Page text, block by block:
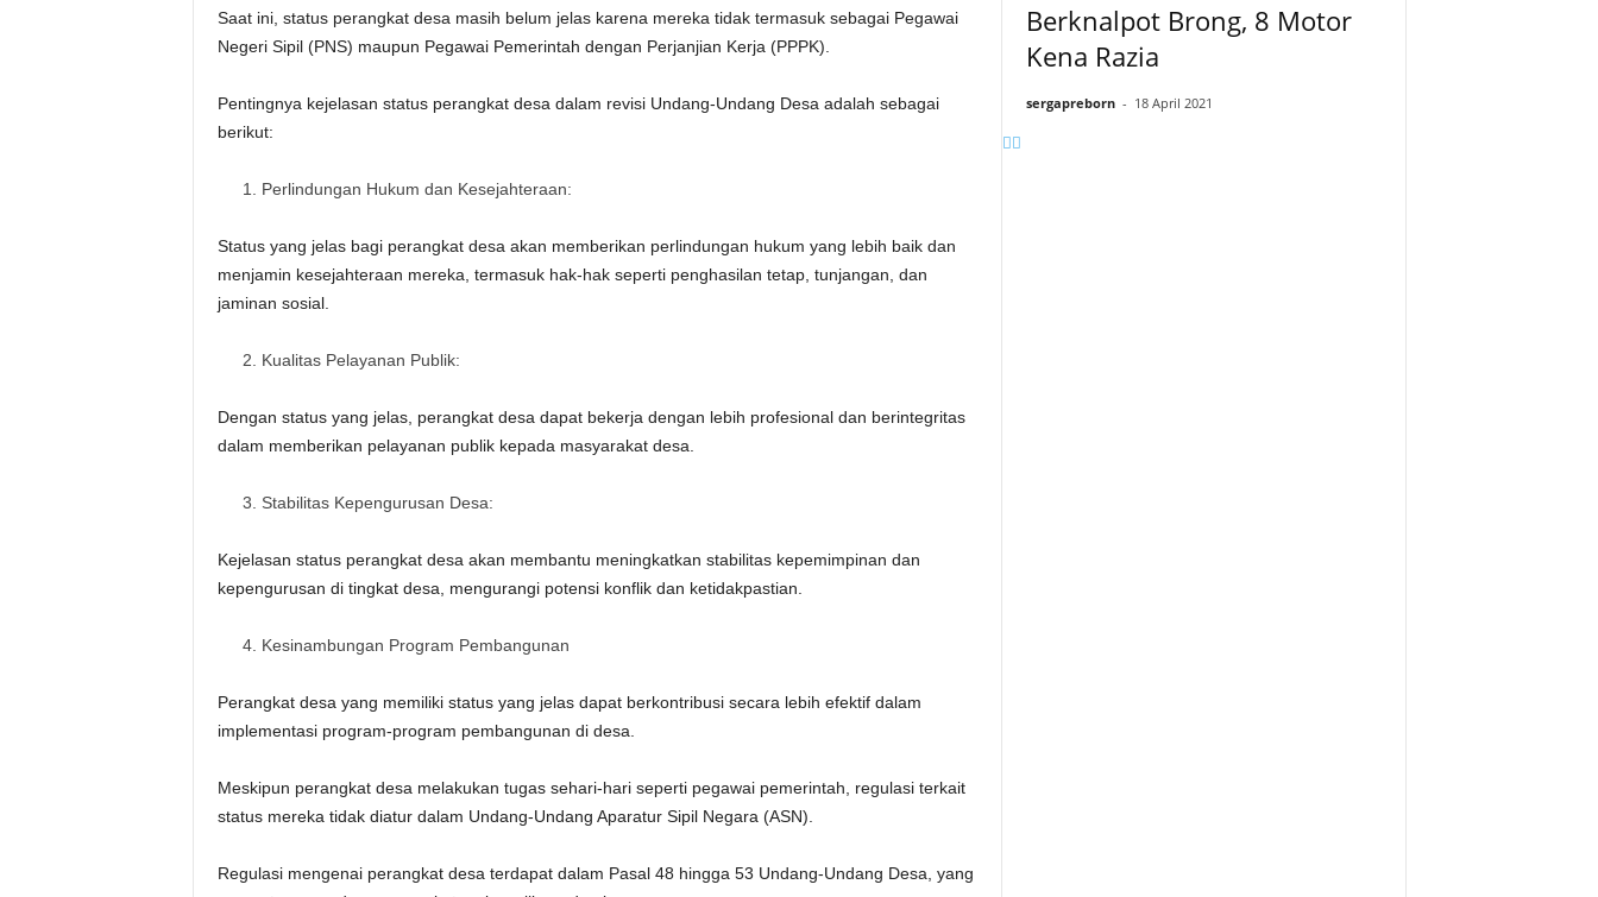
Saat ini, status perangkat desa masih belum jelas karena mereka tidak termasuk sebagai Pegawai
Negeri Sipil (PNS) maupun Pegawai Pemerintah dengan Perjanjian Kerja (PPPK).
Pentingnya kejelasan status perangkat desa dalam revisi Undang-Undang Desa adalah sebagai
berikut:
Perlindungan Hukum dan Kesejahteraan:
Status yang jelas bagi perangkat desa akan memberikan perlindungan hukum yang lebih baik dan
menjamin kesejahteraan mereka, termasuk hak-hak seperti penghasilan tetap, tunjangan, dan
jaminan sosial.
Kualitas Pelayanan Publik:
Dengan status yang jelas, perangkat desa dapat bekerja dengan lebih profesional dan berintegritas
dalam memberikan pelayanan publik kepada masyarakat desa.
Stabilitas Kepengurusan Desa:
Kejelasan status perangkat desa akan membantu meningkatkan stabilitas kepemimpinan dan
kepengurusan di tingkat desa, mengurangi potensi konflik dan ketidakpastian.
Kesinambungan Program Pembangunan
Perangkat desa yang memiliki status yang jelas dapat berkontribusi secara lebih efektif dalam
implementasi program-program pembangunan di desa.
Meskipun perangkat desa melakukan tugas sehari-hari seperti pegawai pemerintah, regulasi terkait
status mereka tidak diatur dalam Undang-Undang Aparatur Sipil Negara (ASN).
Regulasi mengenai perangkat desa terdapat dalam Pasal 48 hingga 53 Undang-Undang Desa, yang
Berknalpot Brong, 8 Motor
Kena Razia
sergapreborn - 18 April 2021